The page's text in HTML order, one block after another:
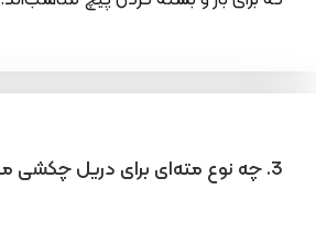
3. چه نوع مته‌ای برای دریل چکشی مناسب است؟